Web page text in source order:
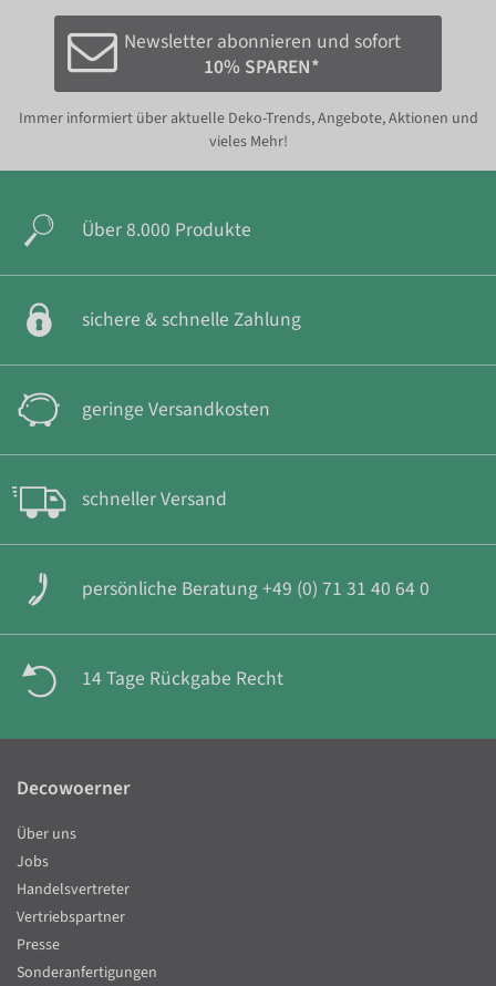
Newsletter abonnieren und sofort
10% SPAREN*
Immer informiert über aktuelle Deko-Trends, Angebote, Aktionen und
vieles Mehr!
Über 8.000 Produkte
sichere & schnelle Zahlung
geringe Versandkosten
schneller Versand
persönliche Beratung +49 (0) 71 31 40 64 0
14 Tage Rückgabe Recht
Decowoerner
Über uns
Jobs
Handelsvertreter
Vertriebspartner
Presse
Sonderanfertigungen